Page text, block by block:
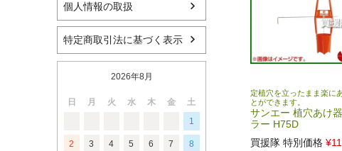
個人情報の取扱
特定商取引法に基づく表示
2026年8月
日 月 火 水 木 金
土
1
2 3 4 5 6 7 8
定植穴を立ったまま楽に
とができます。
サンエー 植穴あけ
ラー H75D
買援隊 特別価格 ¥